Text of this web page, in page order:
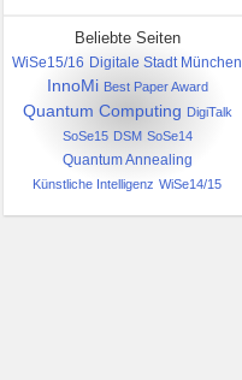
Beliebte Seiten
WiSe15/16 Digitale Stadt München
InnoMi Best Paper Award
Quantum Computing DigiTalk
SoSe15 DSM SoSe14
Quantum Annealing
Künstliche Intelligenz WiSe14/15